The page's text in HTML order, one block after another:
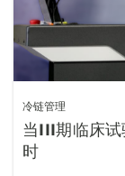
冷链管理
当III期临床
时